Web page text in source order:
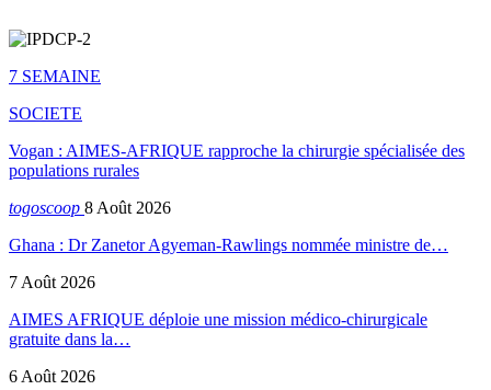
7 SEMAINE
SOCIETE
Vogan : AIMES-AFRIQUE rapproche la chirurgie spécialisée des
populations rurales
togoscoop 8 Août 2026
Ghana : Dr Zanetor Agyeman-Rawlings nommée ministre de…
7 Août 2026
AIMES AFRIQUE déploie une mission médico-chirurgicale
gratuite dans la…
6 Août 2026